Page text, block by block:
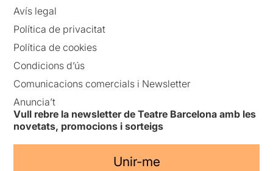
Avís legal
Política de privacitat
Política de cookies
Condicions d’ús
Comunicacions comercials i Newsletter
Anuncia’t
Vull rebre la newsletter de Teatre Barcelona amb les
novetats, promocions i sorteigs
Unir-me